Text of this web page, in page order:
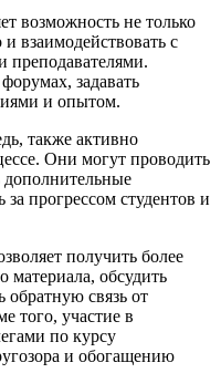
возможность не только
и взаимодействовать с
преподавателями.
задавать
и опытом.
также активно
Они могут проводить
дополнительные
прогрессом студентов и
получить более
материала, обсудить
связь от
того, участие в
по курсу
и обогащению